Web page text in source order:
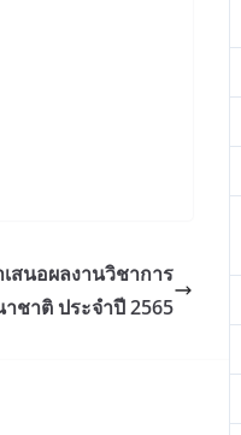
สนอผลงานวิชาการ
ชาติ ประจำปี 2565